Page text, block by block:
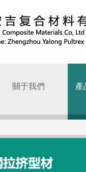
關于我們 產